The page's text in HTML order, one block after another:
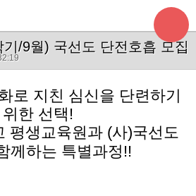
기/9월) 국선도 단전호흡 모집
로 지친 심신을 단련하기
위한 선택!
평생교육원과 (사)국선도
께하는 특별과정!!